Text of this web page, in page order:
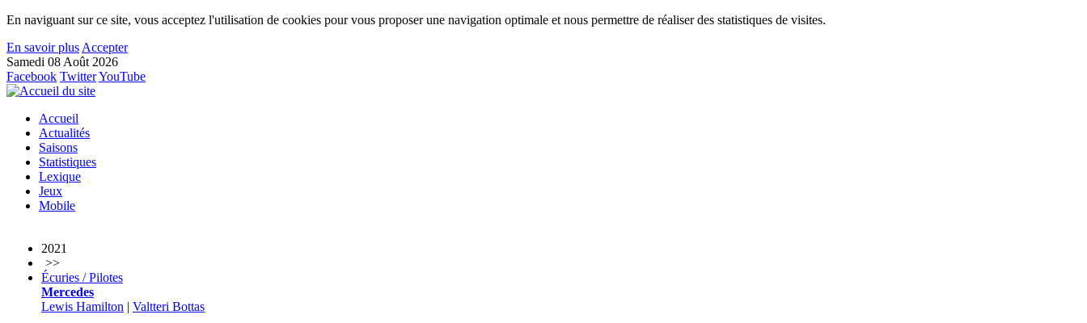
En naviguant sur ce site, vous acceptez l'utilisation de cookies pour vous proposer une navigation optimale et nous permettre de réaliser des statistiques de visites.
En savoir plus Accepter
Samedi 08 Août 2026
Facebook TwitterYouTube
Accueil
Actualités
Saisons
Statistiques
Lexique
Jeux
Mobile
2021
>>
Écuries / Pilotes
Mercedes
Lewis Hamilton | Valtteri Bottas